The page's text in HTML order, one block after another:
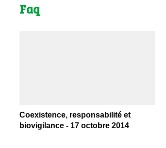
Faq
Coexistence, responsabilité et
biovigilance - 17 octobre 2014